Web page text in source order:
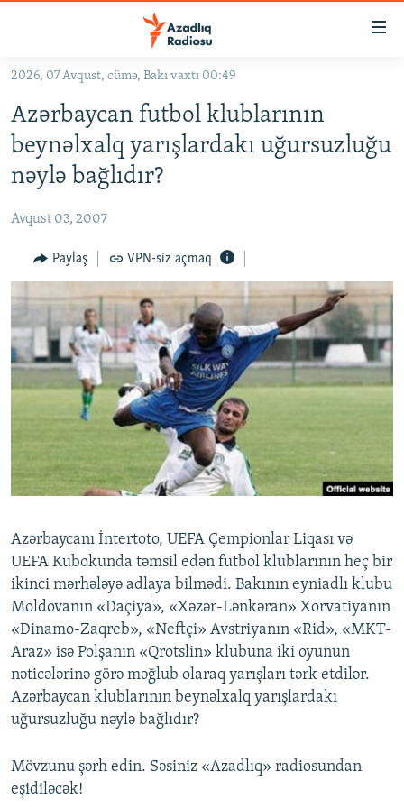
Əsas
qayıt
Əsas
naviqasiyaya
qayıt
KORRUPSIOMETR
#ƏSLINDƏ
FƏRQƏ BAX
QANUNI DOĞRU
MULTIMEDIA
VIDEO
FOTOQALEREYA
İNFOQRAFIKA
RADIO ARXIV
OXU ZALI
AZƏRBAYCAN ƏDƏBIYYATI KITABXANASI
İZ - MƏDƏNIYYƏT PROQRAMI
HAQQIMIZDA
MISSIYAMIZ
PEŞƏ ETIKASI VƏ JURNALISTIKA STANDARTLARIMIZ
MATERIALLARIMIZDAN ISTIFADƏ
BIZIMLƏ ƏLAQƏ
XƏBƏR BÜLLETENLƏRIMIZ
2026, 07 Avqust, cümə, Bakı vaxtı 00:49
Azərbaycan futbol klublarının
beynəlxalq yarışlardakı uğursuzluğu
nəylə bağlıdır?
Avqust 03, 2007
Paylaş VPN-siz açmaq
Azərbaycanı İntertoto, UEFA Çempionlar Liqası və
UEFA Kubokunda təmsil edən futbol klublarının heç bir
ikinci mərhələyə adlaya bilmədi. Bakının eyniadlı klubu
Moldovanın «Daçiya», «Xəzər-Lənkəran» Xorvatiyanın
«Dinamo-Zaqreb», «Neftçi» Avstriyanın «Rid», «MKT-
Araz» isə Polşanın «Qrotslin» klubuna iki oyunun
nəticələrinə görə məğlub olaraq yarışları tərk etdilər.
Azərbaycan klublarının beynəlxalq yarışlardakı
uğursuzluğu nəylə bağlıdır?
Mövzunu şərh edin. Səsiniz «Azadlıq» radiosundan
eşidiləcək!